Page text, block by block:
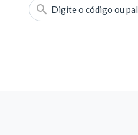
Digite o código ou